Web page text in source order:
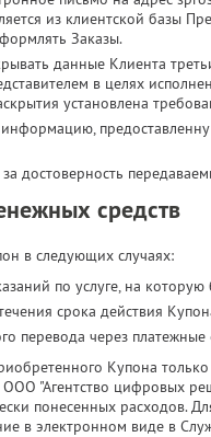
из клиентской базы
Заказы.
данные Клиента
в целях
установлена
информацию,
за достоверность
средств
в следующих случаях:
по услуге, на
срока действия
перевода через платежные
Купона
"Агентство цифровых
понесенных расходов.
в электронном виде в